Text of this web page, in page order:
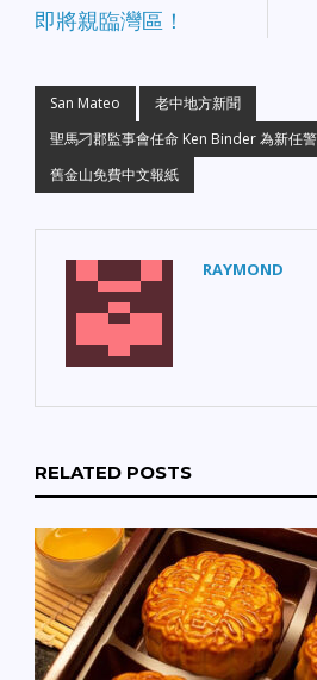
即將親臨灣區！
San Mateo
老中地方新聞
聖馬刁郡監事會任命 Ken Binder 為新任
舊金山免費中文報紙
RAYMOND
RELATED POSTS